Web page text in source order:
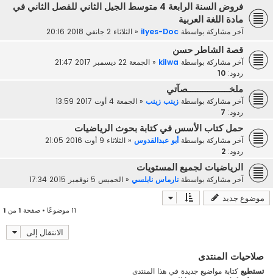
فروض السنة الرابعة 4 متوسط الجيل الثاني للفصل الثاني في
مادة اللغة العربية
آخر مشاركة بواسطة ilyes-Doc
« الثلاثاء 2 جانفي 2018 20:16
قصة الشاطر حسن
آخر مشاركة بواسطة kilwa
« الجمعة 22 ديسمبر 2017 21:47
ردود: 10
ملخـــــــــــــــــصآتي
آخر مشاركة بواسطة زينب زينب « الجمعة 4 أوت 2017 13:59
ردود: 7
حمل كتاب الأسس في كتابة بحوث الرياضيات
آخر مشاركة بواسطةأبو عبدالقدوس « الثلاثاء 9 أوت 2016 21:05
ردود: 2
الرياضيات لجميع المستويات
آخر مشاركة بواسطة نارماس نابلسي « الخميس 5 نوفمبر 2015 17:34
موضوع جديد
11 موضوعًا • صفحة 1 من 1
الانتقال إلى
صلاحيات المنتدى
تستطيع كتابة مواضيع جديدة في هذا المنتدى